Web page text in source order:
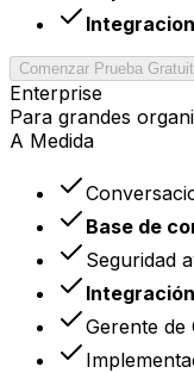
Comenzar Prueba
Enterprise
Para grandes
A Medida
Base de
Seguridad
Integración
Gerente de